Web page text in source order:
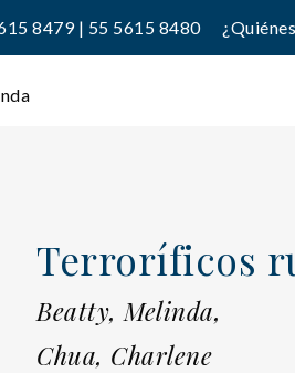
8479 | 55 5615 8480
Terroríficos
Beatty, Melinda,
Chua, Charlene